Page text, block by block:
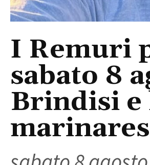
I Remuri
sabato 8
Brindisi e